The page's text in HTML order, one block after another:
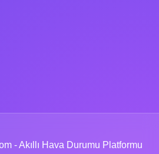
- Akıllı Hava Durumu Platformu